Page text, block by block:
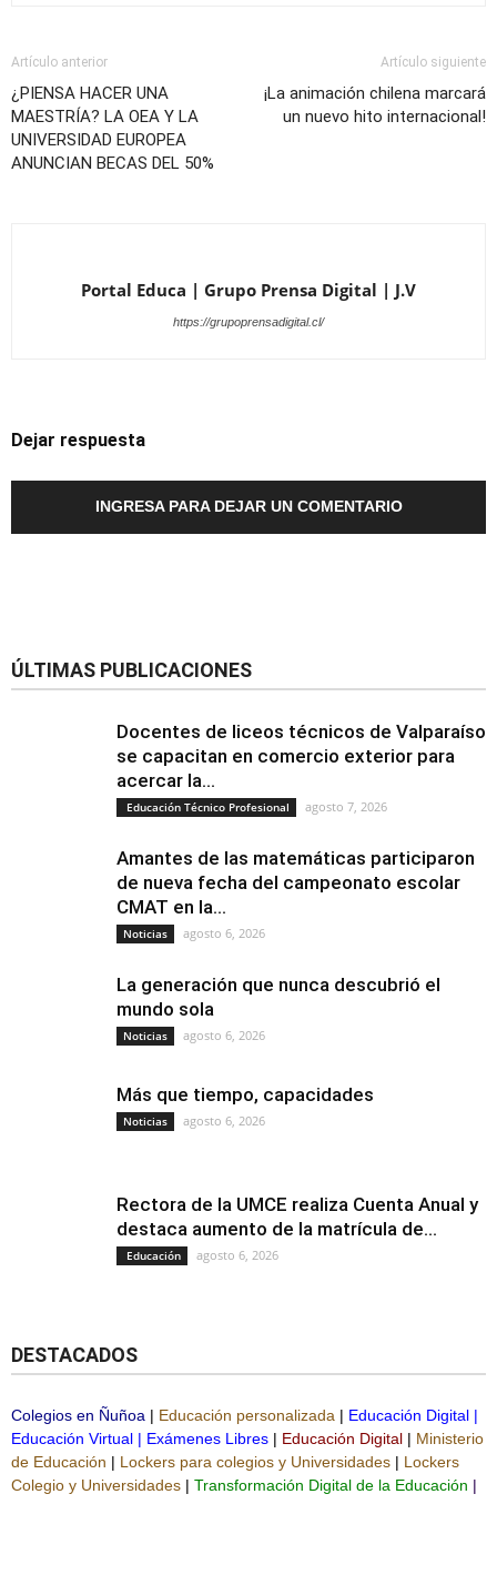
Artículo anterior
¿PIENSA HACER UNA
MAESTRÍA? LA OEA Y LA
UNIVERSIDAD EUROPEA
ANUNCIAN BECAS DEL 50%
Artículo siguiente
¡La animación chilena marcará
un nuevo hito internacional!
Portal Educa | Grupo Prensa Digital | J.V
https://grupoprensadigital.cl/
Dejar respuesta
INGRESA PARA DEJAR UN COMENTARIO
ÚLTIMAS PUBLICACIONES
Docentes de liceos técnicos de Valparaíso
se capacitan en comercio exterior para
acercar la...
Educación Técnico Profesional agosto 7, 2026
Amantes de las matemáticas participaron
de nueva fecha del campeonato escolar
CMAT en la...
Noticias agosto 6, 2026
La generación que nunca descubrió el
mundo sola
Noticias agosto 6, 2026
Más que tiempo, capacidades
Noticias agosto 6, 2026
Rectora de la UMCE realiza Cuenta Anual y
destaca aumento de la matrícula de...
Educación agosto 6, 2026
DESTACADOS
Colegios en Ñuñoa | Educación personalizada | Educación Digital |
Educación Virtual | Exámenes Libres | Educación Digital | Ministerio
de Educación | Lockers para colegios y Universidades | Lockers
Colegio y Universidades | Transformación Digital de la Educación |